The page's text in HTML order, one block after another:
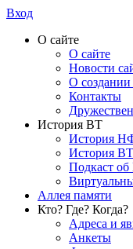
Вход
О сайте
О сайте
Новости
О создании
Контакты
История ВТ
История
История
Подкаст
Аллея памяти
Кто? Где? Когда?
Адреса и
Анкеты